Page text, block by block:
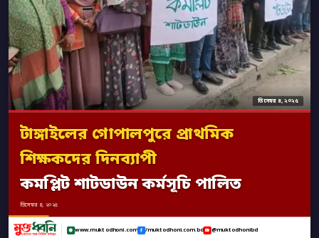
ডিসেম্বর ৪, ২০২৫
টাঙ্গাইলের গোপালপুরে প্রাথমিক
শিক্ষকদের দিনব্যাপী
কমপ্লিট শাটডাউন কর্মসূচি পালিত
ডিসেম্বর ৪, ২০২৫
www.muktodhoni.com /muktodhoni.com.bd @muktodhonibd